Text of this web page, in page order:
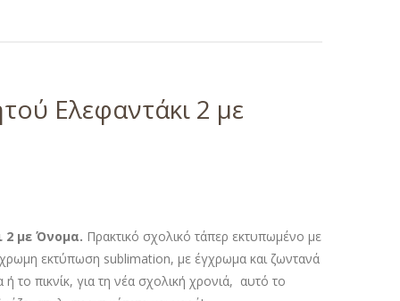
Ελεφαντάκι 2 με
2 με Όνομα. Πρακτικό σχολικό τάπερ εκτυπωμένο με
εκτύπωση sublimation, με έγχρωμα και ζωντανά
το πικνίκ, για τη νέα σχολική χρονιά, αυτό το